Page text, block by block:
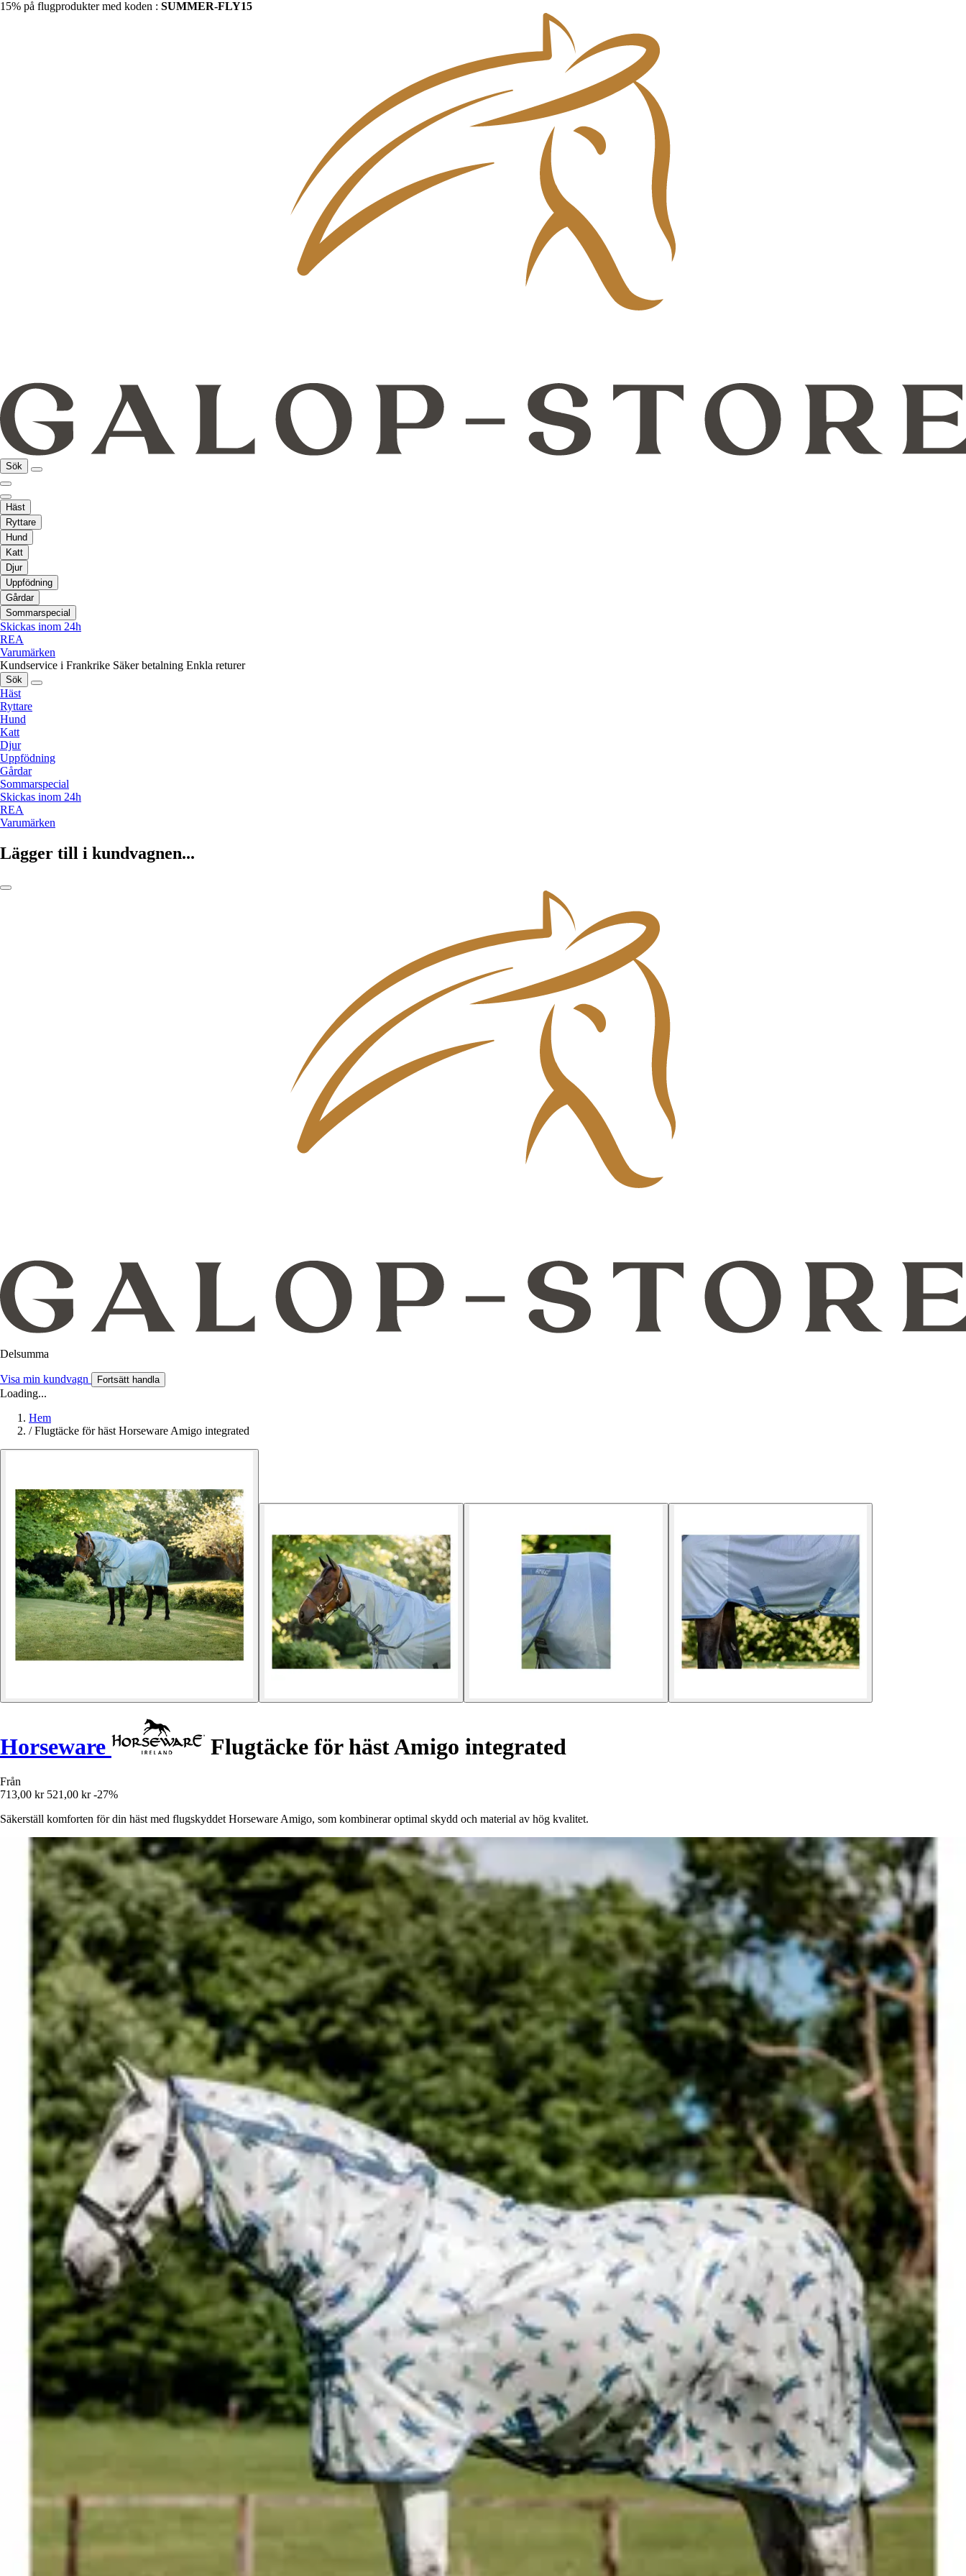
15% på flugprodukter med koden : SUMMER-FLY15
Sök
Häst
Ryttare
Hund
Katt
Djur
Uppfödning
Gårdar
Sommarspecial
Skickas inom 24h
REA
Varumärken
Kundservice i Frankrike Säker betalning Enkla returer
Sök
Häst
Ryttare
Hund
Katt
Djur
Uppfödning
Gårdar
Sommarspecial
Skickas inom 24h
REA
Varumärken
Lägger till i kundvagnen...
Delsumma
Visa min kundvagn Fortsätt handla
Loading...
Hem
/ Flugtäcke för häst Horseware Amigo integrated
Horseware Flugtäcke för häst Amigo integrated
Från
713,00 kr 521,00 kr -27%
Säkerställ komforten för din häst med flugskyddet Horseware Amigo, som kombinerar optimal skydd och material av hög kvalitet.